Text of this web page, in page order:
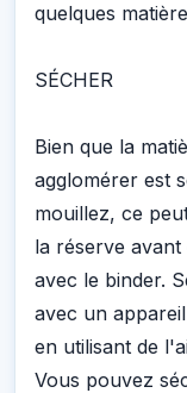
quelques
SÉCHER
Bien que la
agglomérer est
mouillez, ce
la réserve
avec le binder.
avec un
en utilisant de
Vous pouvez